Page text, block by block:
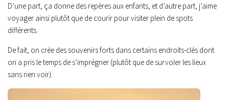
D’une part, ça donne des repères aux enfants, et d’autre part, j’aime
voyager ainsi plutôt que de courir pour visiter plein de spots
différents.
De fait, on crée des souvenirs forts dans certains endroits-clés dont
on a pris le temps de s’imprégner (plutôt que de survoler les lieux
sans rien voir).